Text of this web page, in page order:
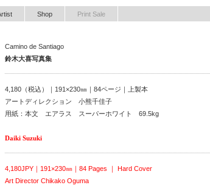
Shop Print Sale
Camino de Santiago
鈴木大喜写真集
4,180（税込）｜191×230㎜｜84ページ｜上製本
アートディレクション 小熊千佳子
用紙：本文 エアラス スーパーホワイト 69.5kg
Daiki Suzuki
4,180JPY｜191×230㎜｜84 Pages ｜ Hard Cover
Art Director Chikako Oguma